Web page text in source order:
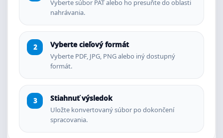
Vyberte súbor PAT alebo ho presuňte do oblasti
nahrávania.
Vyberte cieľový formát
Vyberte PDF, JPG, PNG alebo iný dostupný
formát.
Stiahnuť výsledok
Uložte konvertovaný súbor po dokončení
spracovania.